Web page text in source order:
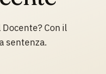
Con il
sentenza.